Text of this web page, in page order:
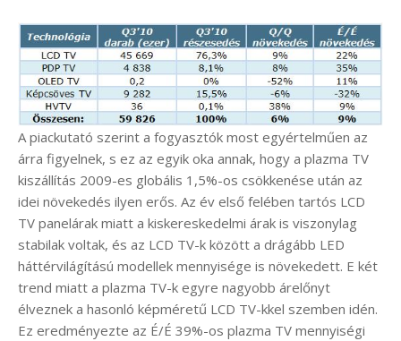
A piackutató szerint a fogyasztók most egyértelműen az
árra figyelnek, s ez az egyik oka annak, hogy a plazma TV
kiszállítás 2009-es globális 1,5%-os csökkenése után az
idei növekedés ilyen erős. Az év első felében tartós LCD
TV panelárak miatt a kiskereskedelmi árak is viszonylag
stabilak voltak, és az LCD TV-k között a drágább LED
háttérvilágítású modellek mennyisége is növekedett. E két
trend miatt a plazma TV-k egyre nagyobb árelőnyt
élveznek a hasonló képméretű LCD TV-kkel szemben idén.
Ez eredményezte az É/É 39%-os plazma TV mennyiségi